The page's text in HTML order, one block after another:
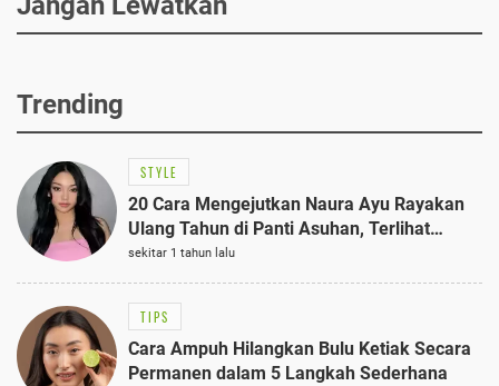
Trending
STYLE
20 Cara Mengejutkan Naura Ayu Rayakan
Ulang Tahun di Panti Asuhan, Terlihat
Anggun dengan Kaftan Cokelat
sekitar 1 tahun lalu
TIPS
Cara Ampuh Hilangkan Bulu Ketiak Secara
Permanen dalam 5 Langkah Sederhana